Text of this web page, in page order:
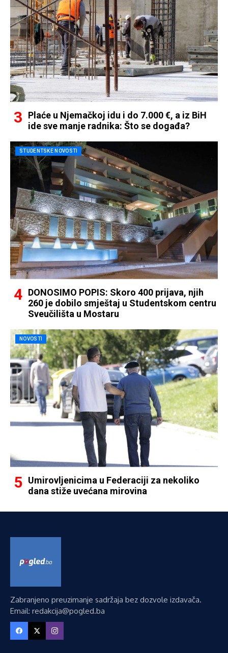
Plaće u Njemačkoj idu i do 7.000 €, a iz BiH
ide sve manje radnika: Što se događa?
STUDENTSKE NOVOSTI
DONOSIMO POPIS: Skoro 400 prijava, njih
260 je dobilo smještaj u Studentskom centru
Sveučilišta u Mostaru
NOVOSTI
Umirovljenicima u Federaciji za nekoliko
dana stiže uvećana mirovina
Zabranjeno preuzimanje sadržaja bez dozvole izdavača.
Email: redakcija@pogled.ba